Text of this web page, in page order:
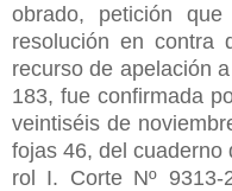
obrado, petición
resolución en contra
recurso de apelación
183, fue confirmada
veintiséis de
fojas 46, del cuaderno
rol I. Corte Nº 9313-